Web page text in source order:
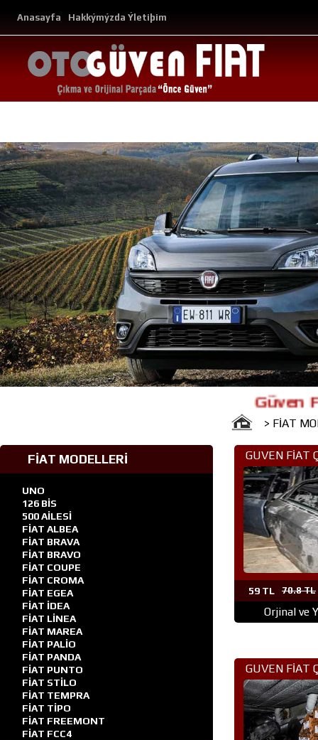
Anasayfa Hakkýmýzda Ýletiþim
Güven Fiat
FİAT MODELLERİ
UNO
126 BİS
500 AİLESİ
FİAT ALBEA
FİAT BRAVA
FİAT BRAVO
FİAT COUPE
FİAT CROMA
FİAT EGEA
FİAT İDEA
FİAT LİNEA
FİAT MAREA
FİAT PALİO
FİAT PANDA
FİAT PUNTO
FİAT STİLO
FİAT TEMPRA
FİAT TİPO
FİAT FREEMONT
FİAT FCC4
> FİAT
GUVEN FİAT
PARÇA
59 TL 70.8 TL
Orjinal ve
GUVEN FİAT
PARÇA